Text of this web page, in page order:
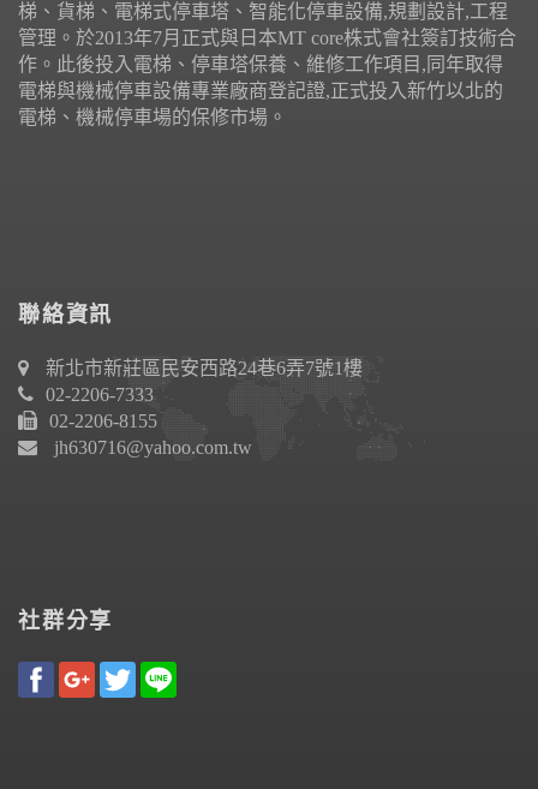
梯、貨梯、電梯式停車塔、智能化停車設備,規劃設計,工程
管理。於2013年7月正式與日本MT core株式會社簽訂技術合
作。此後投入電梯、停車塔保養、維修工作項目,同年取得
電梯與機械停車設備專業廠商登記證,正式投入新竹以北的
電梯、機械停車場的保修市場。
聯絡資訊
新北市新莊區民安西路24巷6弄7號1樓
02-2206-7333
02-2206-8155
jh630716@yahoo.com.tw
社群分享